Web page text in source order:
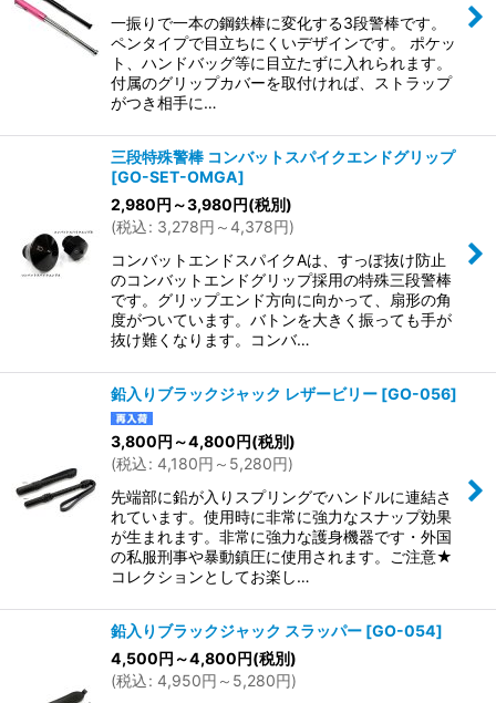
一振りで一本の鋼鉄棒に変化する3段警棒です。
ペンタイプで目立ちにくいデザインです。 ポケッ
ト、ハンドバッグ等に目立たずに入れられます。
付属のグリップカバーを取付ければ、ストラップ
がつき相手に…
三段特殊警棒 コンバットスパイクエンドグリップ
[GO-SET-OMGA]
2,980円 ～3,980円(税別)
(税込: 3,278円 ～4,378円)
コンバットエンドスパイクAは、すっぽ抜け防止
のコンバットエンドグリップ採用の特殊三段警棒
です。グリップエンド方向に向かって、扇形の角
度がついています。バトンを大きく振っても手が
抜け難くなります。コンバ…
鉛入りブラックジャック レザービリー [GO-056]
3,800円 ～4,800円(税別)
(税込: 4,180円 ～5,280円)
先端部に鉛が入りスプリングでハンドルに連結さ
れています。使用時に非常に強力なスナップ効果
が生まれます。非常に強力な護身機器です・外国
の私服刑事や暴動鎮圧に使用されます。ご注意★
コレクションとしてお楽し…
鉛入りブラックジャック スラッパー [GO-054]
4,500円 ～4,800円(税別)
(税込: 4,950円 ～5,280円)